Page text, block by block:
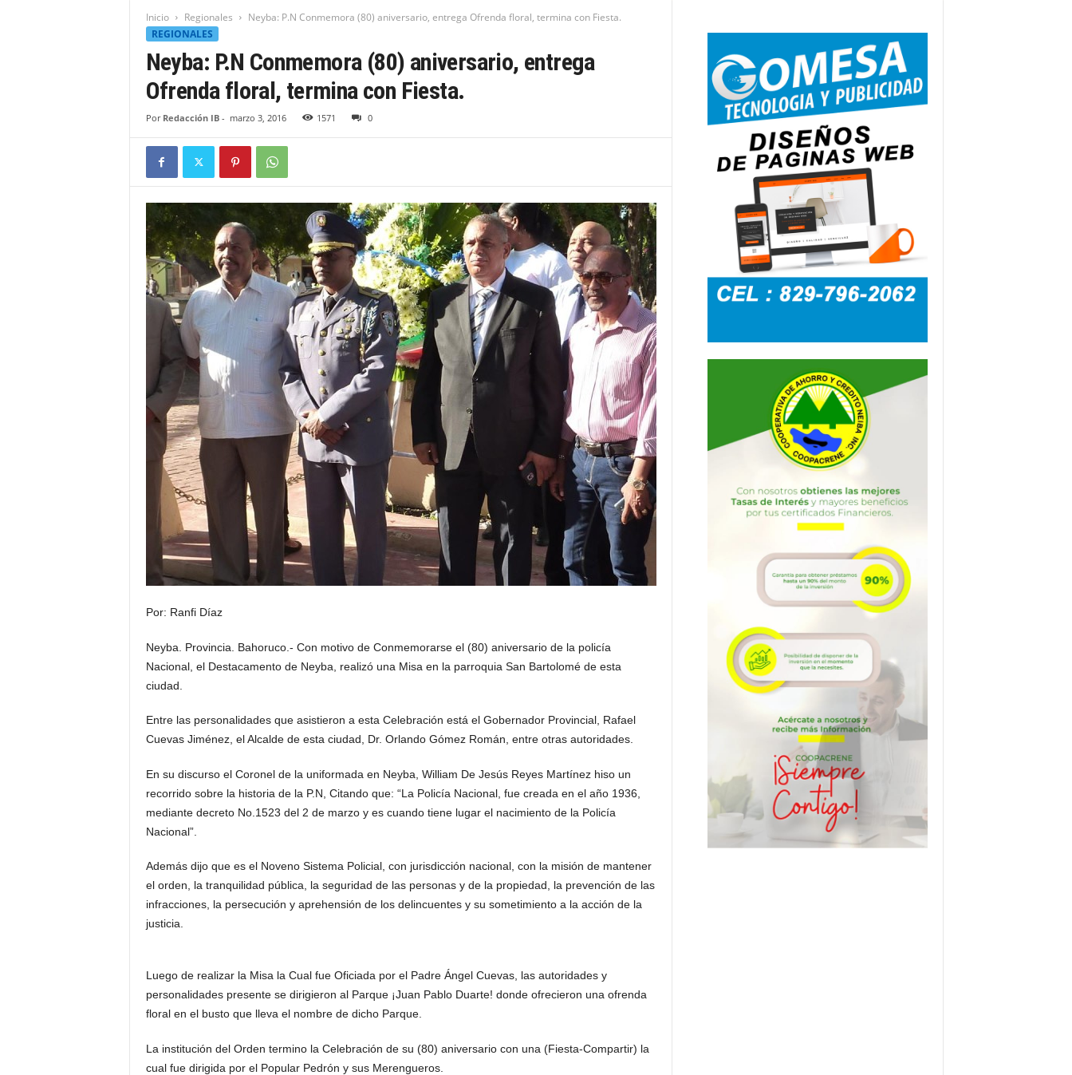
Inicio Regionales
Neyba: P.N Conmemora (80) aniversario, entrega Ofrenda floral, termina con Fiesta.
REGIONALES
Neyba: P.N Conmemora (80) aniversario, entrega
Ofrenda floral, termina con Fiesta.
Por Redacción IB- marzo 3, 2016 1571 0
Por: Ranfi Díaz
Neyba. Provincia. Bahoruco.- Con motivo de Conmemorarse el (80) aniversario de la policía
Nacional, el Destacamento de Neyba, realizó una Misa en la parroquia San Bartolomé de esta
ciudad.
Entre las personalidades que asistieron a esta Celebración está el Gobernador Provincial, Rafael
Cuevas Jiménez, el Alcalde de esta ciudad, Dr. Orlando Gómez Román, entre otras autoridades.
En su discurso el Coronel de la uniformada en Neyba, William De Jesús Reyes Martínez hiso un
recorrido sobre la historia de la P.N, Citando que: “La Policía Nacional, fue creada en el año 1936,
mediante decreto No.1523 del 2 de marzo y es cuando tiene lugar el nacimiento de la Policía
Nacional”.
Además dijo que es el Noveno Sistema Policial, con jurisdicción nacional, con la misión de mantener
el orden, la tranquilidad pública, la seguridad de las personas y de la propiedad, la prevención de las
infracciones, la persecución y aprehensión de los delincuentes y su sometimiento a la acción de la
justicia.
Luego de realizar la Misa la Cual fue Oficiada por el Padre Ángel Cuevas, las autoridades y
personalidades presente se dirigieron al Parque ¡Juan Pablo Duarte! donde ofrecieron una ofrenda
floral en el busto que lleva el nombre de dicho Parque.
La institución del Orden termino la Celebración de su (80) aniversario con una (Fiesta-Compartir) la
cual fue dirigida por el Popular Pedrón y sus Merengueros.